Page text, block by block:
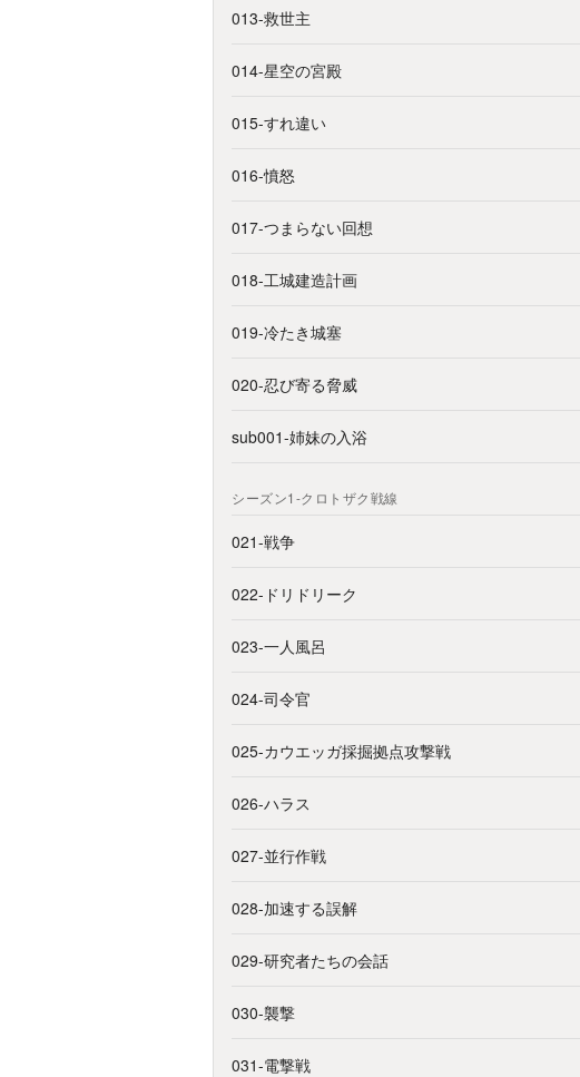
013-救世主
014-星空の宮殿
015-すれ違い
016-憤怒
017-つまらない回想
018-工城建造計画
019-冷たき城塞
020-忍び寄る脅威
sub001-姉妹の入浴
シーズン1-クロトザク戦線
021-戦争
022-ドリドリーク
023-一人風呂
024-司令官
025-カウエッガ採掘拠点攻撃戦
026-ハラス
027-並行作戦
028-加速する誤解
029-研究者たちの会話
030-襲撃
031-電撃戦